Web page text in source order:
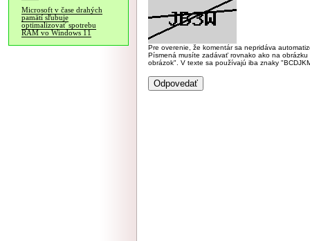
Microsoft v čase drahých
pamätí sľubuje
optimalizovať spotrebu
RAM vo Windows 11
Pre overenie, že komentár sa nepridáva
Písmená musíte zadávať rovnako ako na
obrázok". V texte sa používajú iba znaky